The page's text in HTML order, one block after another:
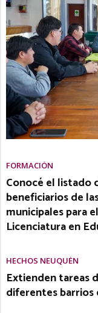
FORMACIÓN
Conocé el listado
beneficiarios de
municipales para
Licenciatura en
HECHOS NEUQUÉN
Extienden tareas
diferentes barrios